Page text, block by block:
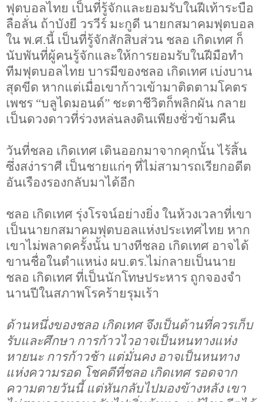
ฟุตบอลไทย เป็นที่รู้จักและยอมรับในฝีเท้าระบือ
ลือลั่น ถ้าบังยี วรวีร์ มะกูดี นายกสมาคมฟุตบอล
ใน พ.ศ.นี้ เป็นที่รู้จักสักสิบส่วน ชลอ เกิดเทศ ก็
นับพันที่ผู้คนรู้จักและให้การยอมรับในฝีมือทำ
ทีมฟุตบอลไทย บารมีของชลอ เกิดเทศ เบ่งบาน
สุดขีด หากแต่เมื่อเขาก้าวเข้ามาติดตามโคตร
เพชร “บลูไดมอนด์” ชะตาชีวิตก็พลิกผัน กลาย
เป็นดวงดาวที่ร่วงหล่นลงดินเพียงชั่วข้ามคืน
วันที่ชลอ เกิดเทศ เดินออกมาจากคุกนั้น ไร้สิ้น
ซึ่งสง่าราศี เป็นชายแก่ๆ ที่ไม่สามารถเรียกอดีต
อันเรืองรองกลับมาได้อีก
ชลอ เกิดเทศ รุ่งโรจน์อย่างยิ่ง ในห้วงเวลาที่เขา
เป็นนายกสมาคมฟุตบอลแห่งประเทศไทย หาก
เขาไม่พลาดครั้งนั้น บางทีชลอ เกิดเทศ อาจได้
ขานชื่อในตำแหน่ง ผบ.ตร.ไม่กลายเป็นนาย
ชลอ เกิดเทศ ที่เป็นนักโทษประหาร ถูกจองจำ
นานปีในสภาพโรคร้ายรุมเร้า
ด้านหนึ่งของชลอ เกิดเทศ จึงเป็นด้านที่ควรเก็บ
รับและศึกษา การก้าวไวอาจเป็นหนทางแห่ง
หายนะ การก้าวช้า แต่มั่นคง อาจเป็นหนทาง
แห่งความรอด โชคดีที่ชลอ เกิดเทศ รอดจาก
ความตายวันนี้ แต่หันกลับไปมองข้างหลัง เขา